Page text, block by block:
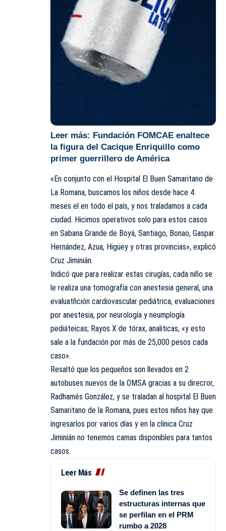
Leer más: Fundación FOMCAE enaltece
la figura del Cacique Enriquillo como
primer guerrillero de América
«En conjunto con el Hospital El Buen Samaritano de
La Romana, buscamos los niños desde hace 4
meses el en todo el país, y nos traladamos a cada
ciudad. Hicimos operativos solo para estos casos
en Sabana Grande de Boyá, Santiago, Bonao, Gaspar
Hernández, Azua, Higüey y otras provincias», explicó
Cruz Jiminián.
Indicó que para realizar estas cirugías, cada niño se
le realiza una tomografía con anestesia general, una
evaluatñción cardiovascular pediátrica, evaluaciones
por anestesia, por neurología y neumplogía
pediáteicas; Rayos X de tórax, analiticas, «y esto
sale a la fundación por más de 25,000 pesos cada
caso».
Resaltó que los pequeños son llevados en 2
autobuses nuevos de la OMSA gracias a su direcror,
Radhamés González, y se traladan al hospital El Buen
Samaritano de la Romana, pues estos niños hay que
ingresarlos por varios días y en la clinica Cruz
Jiminián no tenemos camas disponibles para tantos
casos.
Leer Más
Se definen las tres
estructuras internas que
se perfilan en el PRM
rumbo a 2028